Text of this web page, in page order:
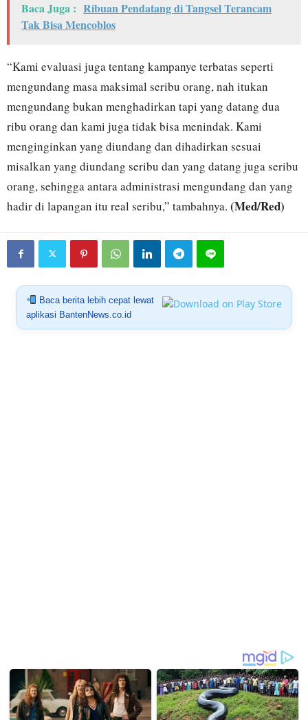
Baca Juga : Ribuan Pendatang di Tangsel Terancam
Tak Bisa Mencoblos
“Kami evaluasi juga tentang kampanye terbatas seperti
mengundang masa maksimal seribu orang, nah itukan
mengundang bukan menghadirkan tapi yang datang dua
ribu orang dan kami juga tidak bisa menindak. Kami
menginginkan yang diundang dan dihadirkan sesuai
misalkan yang diundang seribu dan yang datang juga seribu
orang, sehingga antara administrasi mengundang dan yang
hadir di lapangan itu real seribu,” tambahnya. (Med/Red)
Baca berita lebih cepat lewat
aplikasi BantenNews.co.id